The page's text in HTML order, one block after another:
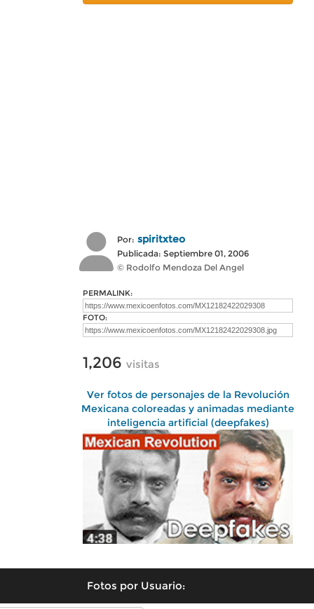
Por: spiritxteo
Publicada: Septiembre 01, 2006
© Rodolfo Mendoza Del Angel
PERMALINK:
FOTO:
1,206 visitas
Ver fotos de personajes de la Revolución
Mexicana coloreadas y animadas mediante
inteligencia artificial (deepfakes)
Fotos por Usuario: